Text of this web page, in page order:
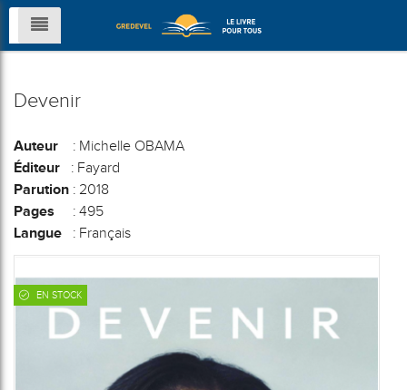
Devenir
Auteur : Michelle OBAMA
Éditeur : Fayard
Parution : 2018
Pages : 495
Langue : Français
EN STOCK